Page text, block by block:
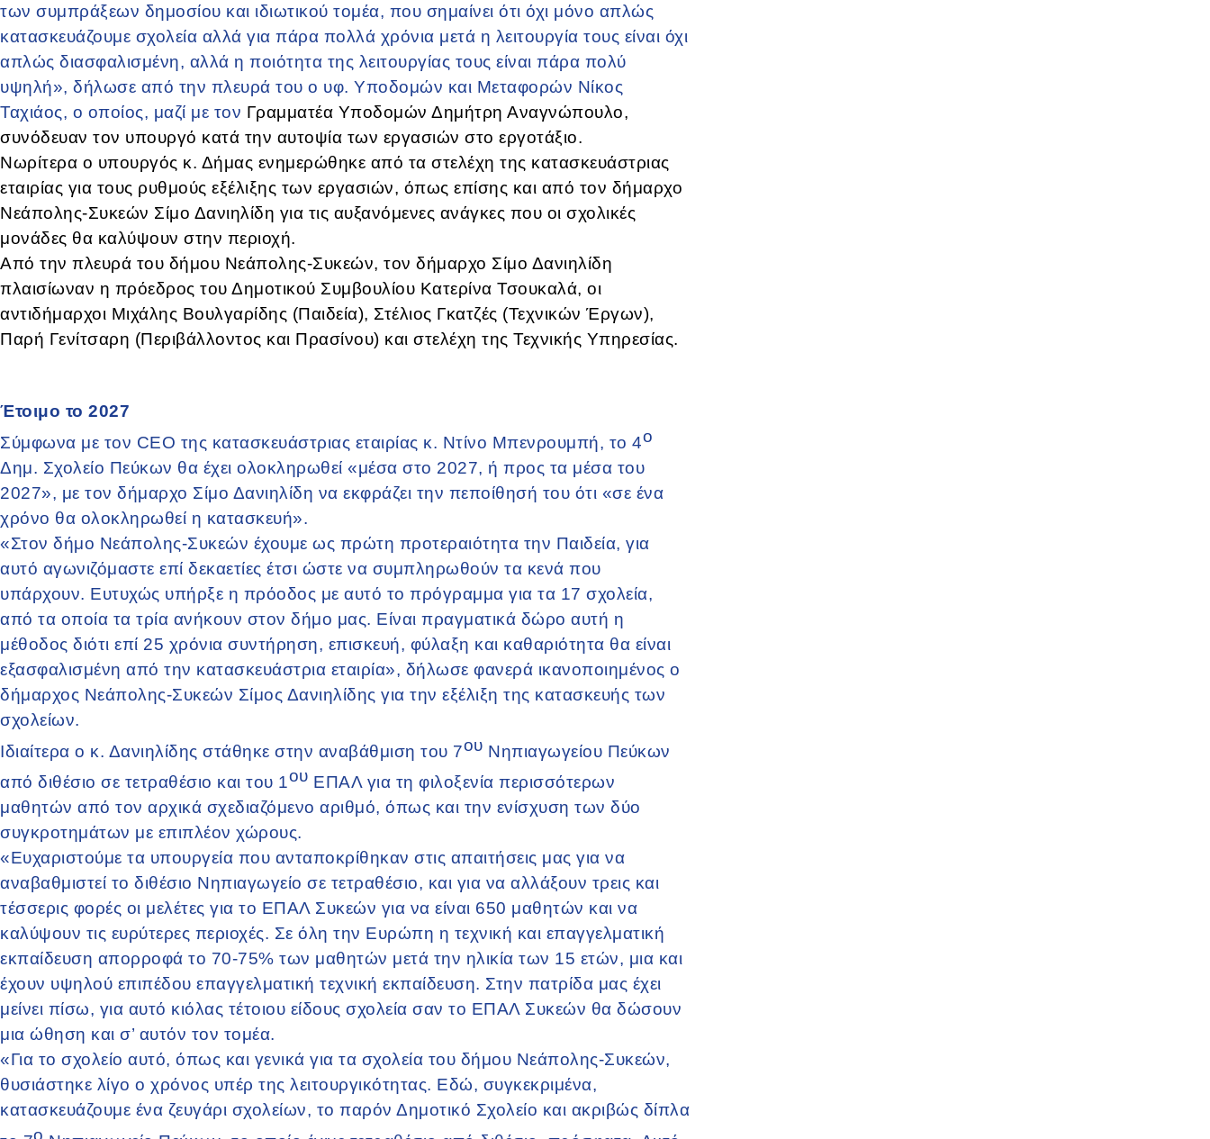
των συμπράξεων δημοσίου και ιδιωτικού τομέα, που σημαίνει ότι όχι μόνο απλώς
κατασκευάζουμε σχολεία αλλά για πάρα πολλά χρόνια μετά η λειτουργία τους είναι όχι
απλώς διασφαλισμένη, αλλά η ποιότητα της λειτουργίας τους είναι πάρα πολύ
υψηλή», δήλωσε από την πλευρά του ο υφ. Υποδομών και Μεταφορών Νίκος
Ταχιάος, ο οποίος, μαζί με τον Γραμματέα Υποδομών Δημήτρη Αναγνώπουλο,
συνόδευαν τον υπουργό κατά την αυτοψία των εργασιών στο εργοτάξιο.
Νωρίτερα ο υπουργός κ. Δήμας ενημερώθηκε από τα στελέχη της κατασκευάστριας
εταιρίας για τους ρυθμούς εξέλιξης των εργασιών, όπως επίσης και από τον δήμαρχο
Νεάπολης-Συκεών Σίμο Δανιηλίδη για τις αυξανόμενες ανάγκες που οι σχολικές
μονάδες θα καλύψουν στην περιοχή.
Από την πλευρά του δήμου Νεάπολης-Συκεών, τον δήμαρχο Σίμο Δανιηλίδη
πλαισίωναν η πρόεδρος του Δημοτικού Συμβουλίου Κατερίνα Τσουκαλά, οι
αντιδήμαρχοι Μιχάλης Βουλγαρίδης (Παιδεία), Στέλιος Γκατζές (Τεχνικών Έργων),
Παρή Γενίτσαρη (Περιβάλλοντος και Πρασίνου) και στελέχη της Τεχνικής Υπηρεσίας.
Έτοιμο το 2027
Σύμφωνα με τον CEO της κατασκευάστριας εταιρίας κ. Ντίνο Μπενρουμπή, το 4ο
Δημ. Σχολείο Πεύκων θα έχει ολοκληρωθεί «μέσα στο 2027, ή προς τα μέσα του
2027», με τον δήμαρχο Σίμο Δανιηλίδη να εκφράζει την πεποίθησή του ότι «σε ένα
χρόνο θα ολοκληρωθεί η κατασκευή».
«Στον δήμο Νεάπολης-Συκεών έχουμε ως πρώτη προτεραιότητα την Παιδεία, για
αυτό αγωνιζόμαστε επί δεκαετίες έτσι ώστε να συμπληρωθούν τα κενά που
υπάρχουν. Ευτυχώς υπήρξε η πρόοδος με αυτό το πρόγραμμα για τα 17 σχολεία,
από τα οποία τα τρία ανήκουν στον δήμο μας. Είναι πραγματικά δώρο αυτή η
μέθοδος διότι επί 25 χρόνια συντήρηση, επισκευή, φύλαξη και καθαριότητα θα είναι
εξασφαλισμένη από την κατασκευάστρια εταιρία», δήλωσε φανερά ικανοποιημένος ο
δήμαρχος Νεάπολης-Συκεών Σίμος Δανιηλίδης για την εξέλιξη της κατασκευής των
σχολείων.
Ιδιαίτερα ο κ. Δανιηλίδης στάθηκε στην αναβάθμιση του 7ου Νηπιαγωγείου Πεύκων
από διθέσιο σε τετραθέσιο και του 1ου ΕΠΑΛ για τη φιλοξενία περισσότερων
μαθητών από τον αρχικά σχεδιαζόμενο αριθμό, όπως και την ενίσχυση των δύο
συγκροτημάτων με επιπλέον χώρους.
«Ευχαριστούμε τα υπουργεία που ανταποκρίθηκαν στις απαιτήσεις μας για να
αναβαθμιστεί το διθέσιο Νηπιαγωγείο σε τετραθέσιο, και για να αλλάξουν τρεις και
τέσσερις φορές οι μελέτες για το ΕΠΑΛ Συκεών για να είναι 650 μαθητών και να
καλύψουν τις ευρύτερες περιοχές. Σε όλη την Ευρώπη η τεχνική και επαγγελματική
εκπαίδευση απορροφά το 70-75% των μαθητών μετά την ηλικία των 15 ετών, μια και
έχουν υψηλού επιπέδου επαγγελματική τεχνική εκπαίδευση. Στην πατρίδα μας έχει
μείνει πίσω, για αυτό κιόλας τέτοιου είδους σχολεία σαν το ΕΠΑΛ Συκεών θα δώσουν
μια ώθηση και σ’ αυτόν τον τομέα.
«Για το σχολείο αυτό, όπως και γενικά για τα σχολεία του δήμου Νεάπολης-Συκεών,
θυσιάστηκε λίγο ο χρόνος υπέρ της λειτουργικότητας. Εδώ, συγκεκριμένα,
κατασκευάζουμε ένα ζευγάρι σχολείων, το παρόν Δημοτικό Σχολείο και ακριβώς δίπλα
ο